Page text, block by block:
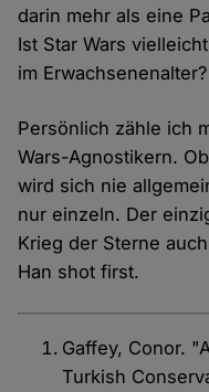
darin mehr als eine
Ist Star Wars
im Erwachsenenalter?
Persönlich zähle ich
Wars-Agnostikern.
wird sich nie
nur einzeln. Der
Krieg der Sterne
Han shot first.
Gaffey, Conor.
Turkish